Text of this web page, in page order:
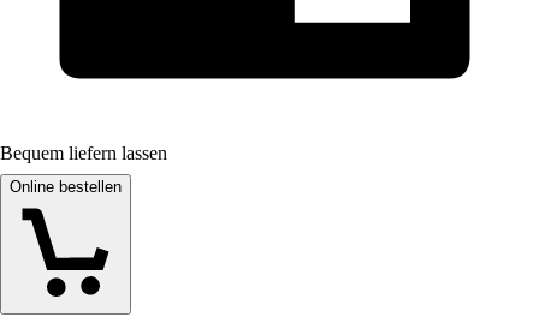
Bequem liefern lassen
Online bestellen